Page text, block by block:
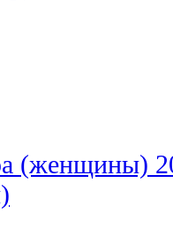
(женщины)